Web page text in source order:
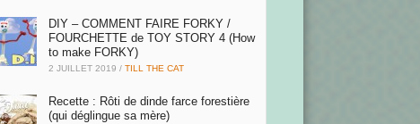
DIY – COMMENT FAIRE FORKY /
FOURCHETTE de TOY STORY 4 (How
to make FORKY)
2 JUILLET 2019 /TILL THE CAT
Recette : Rôti de dinde farce forestière
(qui déglingue sa mère)